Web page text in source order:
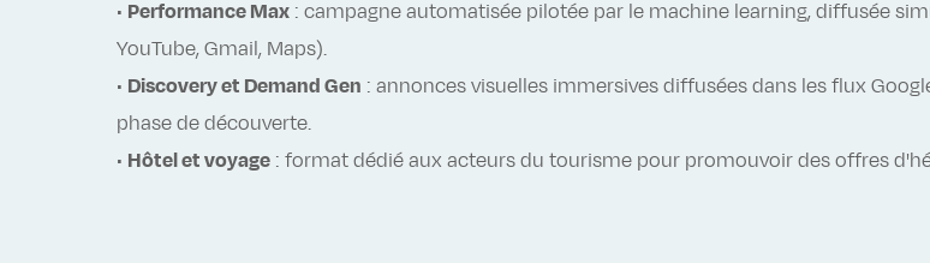
• Performance Max: campagne automatisée pilotée par le machine learning, diffusée
YouTube, Gmail, Maps).
• Discovery et Demand Gen : annonces visuelles immersives diffusées dans les flux
phase de découverte.
• Hôtel et voyage: format dédié aux acteurs du tourisme pour promouvoir des offres